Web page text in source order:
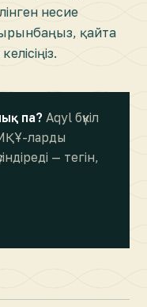
несие
қайта
па? Aqyl бүкіл
ларды
— тегін,